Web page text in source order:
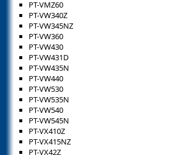
PT-VMZ60
PT-VW340Z
PT-VW345NZ
PT-VW360
PT-VW430
PT-VW431D
PT-VW435N
PT-VW440
PT-VW530
PT-VW535N
PT-VW540
PT-VW545N
PT-VX410Z
PT-VX415NZ
PT-VX42Z